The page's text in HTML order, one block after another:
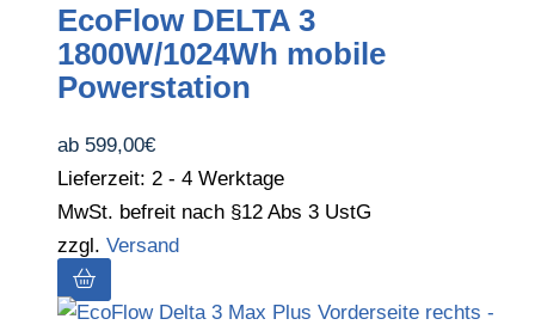
EcoFlow DELTA 3
1800W/1024Wh mobile
Powerstation
ab 599,00€
Lieferzeit: 2 - 4 Werktage
MwSt. befreit nach §12 Abs 3 UstG
zzgl. Versand